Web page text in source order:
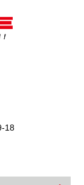
18